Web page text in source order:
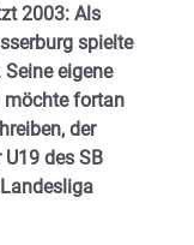
2003: Als
spielte
eigene
möchte fortan
der
U19 des SB